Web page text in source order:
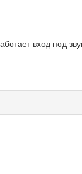
вход под